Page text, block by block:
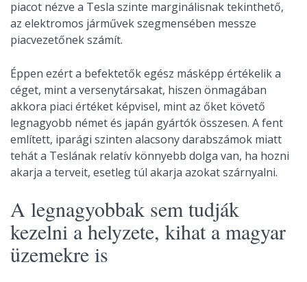
piacot nézve a Tesla szinte marginálisnak tekinthető,
az elektromos járművek szegmensében messze
piacvezetőnek számít.
Éppen ezért a befektetők egész másképp értékelik a
céget, mint a versenytársakat, hiszen önmagában
akkora piaci értéket képvisel, mint az őket követő
legnagyobb német és japán gyártók összesen. A fent
említett, iparági szinten alacsony darabszámok miatt
tehát a Teslának relatív könnyebb dolga van, ha hozni
akarja a terveit, esetleg túl akarja azokat szárnyalni.
A legnagyobbak sem tudják
kezelni a helyzete, kihat a magyar
üzemekre is